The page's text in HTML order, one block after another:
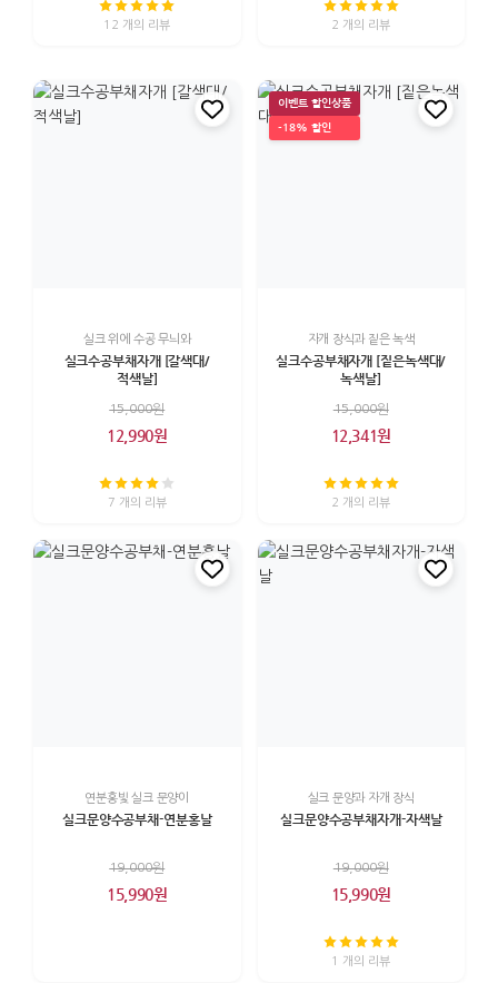
12 개의 리뷰 2 개의 리뷰
실크 위에 수공 무늬와
실크수공부채자개 [갈색대/
적색날]
15,000원
12,990원
7 개의 리뷰
이벤트 할인상품
-18% 할인
자개 장식과 짙은 녹색
실크수공부채자개 [짙은녹색대/
녹색날]
15,000원
12,341원
2 개의 리뷰
연분홍빛 실크 문양이
실크문양수공부채-연분홍날
19,000원
15,990원
실크 문양과 자개 장식
실크문양수공부채자개-자색날
19,000원
15,990원
1 개의 리뷰